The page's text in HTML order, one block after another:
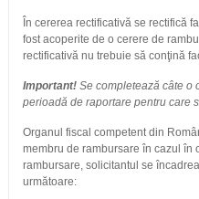
În cererea rectificativă se rectifică
fost acoperite de o cerere de
rectificativă nu trebuie să conţină
Important!Se completează câte o
perioadă de raportare pentru care
Organul fiscal competent din
membru de rambursare în cazul în
rambursare, solicitantul se
următoare: